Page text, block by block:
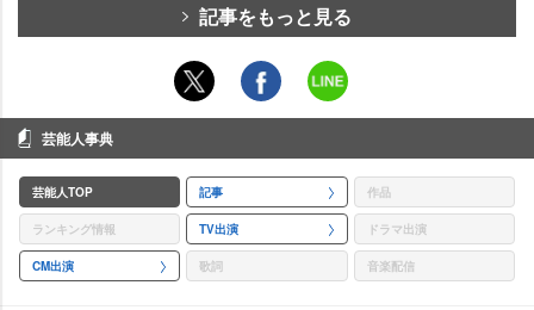
記事をもっと見る
芸能人事典
芸能人TOP 記事 作品
ランキング情報 TV出演 ドラマ出演
CM出演 歌詞 音楽配信